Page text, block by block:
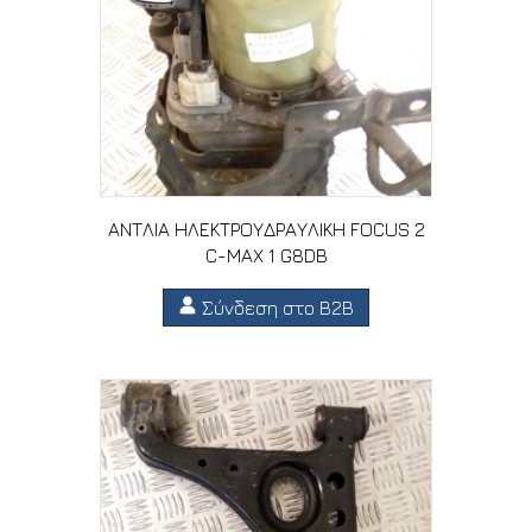
ΑΝΤΛΙΑ ΗΛΕΚΤΡΟΥΔΡΑΥΛΙΚΗ FOCUS 2
C-MAX 1 G8DB
Σύνδεση στο B2B